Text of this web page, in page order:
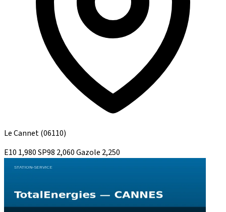
Le Cannet(06110)
E10 1,980SP98 2,060Gazole 2,250